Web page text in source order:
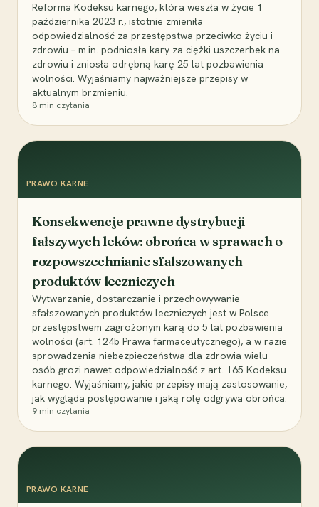
Reforma Kodeksu karnego, która weszła w życie 1
października 2023 r., istotnie zmieniła
odpowiedzialność za przestępstwa przeciwko życiu i
zdrowiu – m.in. podniosła kary za ciężki uszczerbek na
zdrowiu i zniosła odrębną karę 25 lat pozbawienia
wolności. Wyjaśniamy najważniejsze przepisy w
aktualnym brzmieniu.
8 min czytania
PRAWO KARNE
Konsekwencje prawne dystrybucji
fałszywych leków: obrońca w sprawach o
rozpowszechnianie sfałszowanych
produktów leczniczych
Wytwarzanie, dostarczanie i przechowywanie
sfałszowanych produktów leczniczych jest w Polsce
przestępstwem zagrożonym karą do 5 lat pozbawienia
wolności (art. 124b Prawa farmaceutycznego), a w razie
sprowadzenia niebezpieczeństwa dla zdrowia wielu
osób grozi nawet odpowiedzialność z art. 165 Kodeksu
karnego. Wyjaśniamy, jakie przepisy mają zastosowanie,
jak wygląda postępowanie i jaką rolę odgrywa obrońca.
9 min czytania
PRAWO KARNE